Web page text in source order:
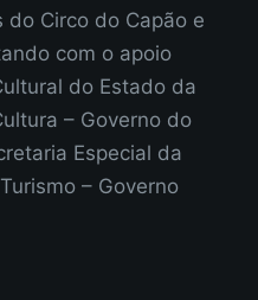
do Circo do Capão e
com o apoio
do Estado da
– Governo do
Especial da
– Governo